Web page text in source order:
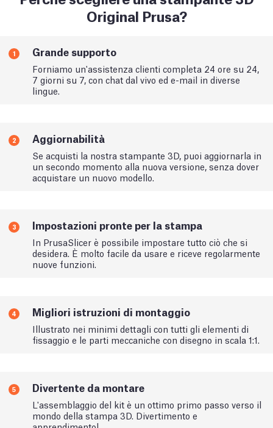
Original Prusa?
1 Grande supporto
Forniamo un'assistenza clienti completa 24 ore su 24,
7 giorni su 7, con chat dal vivo ed e-mail in diverse
lingue.
2 Aggiornabilità
Se acquisti la nostra stampante 3D, puoi aggiornarla in
un secondo momento alla nuova versione, senza dover
acquistare un nuovo modello.
3 Impostazioni pronte per la stampa
In PrusaSlicer è possibile impostare tutto ciò che si
desidera. È molto facile da usare e riceve regolarmente
nuove funzioni.
4 Migliori istruzioni di montaggio
Illustrato nei minimi dettagli con tutti gli elementi di
fissaggio e le parti meccaniche con disegno in scala 1:1.
5 Divertente da montare
L'assemblaggio del kit è un ottimo primo passo verso il
mondo della stampa 3D. Divertimento e